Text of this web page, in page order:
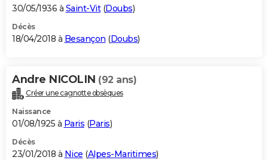
30/05/1936 à Saint-Vit(Doubs)
Décès
18/04/2018 à Besançon (Doubs)
Andre NICOLIN (92 ans)
Créer une cagnotte obsèques
Naissance
01/08/1925 à Paris (Paris)
Décès
23/01/2018 à Nice (Alpes-Maritimes)